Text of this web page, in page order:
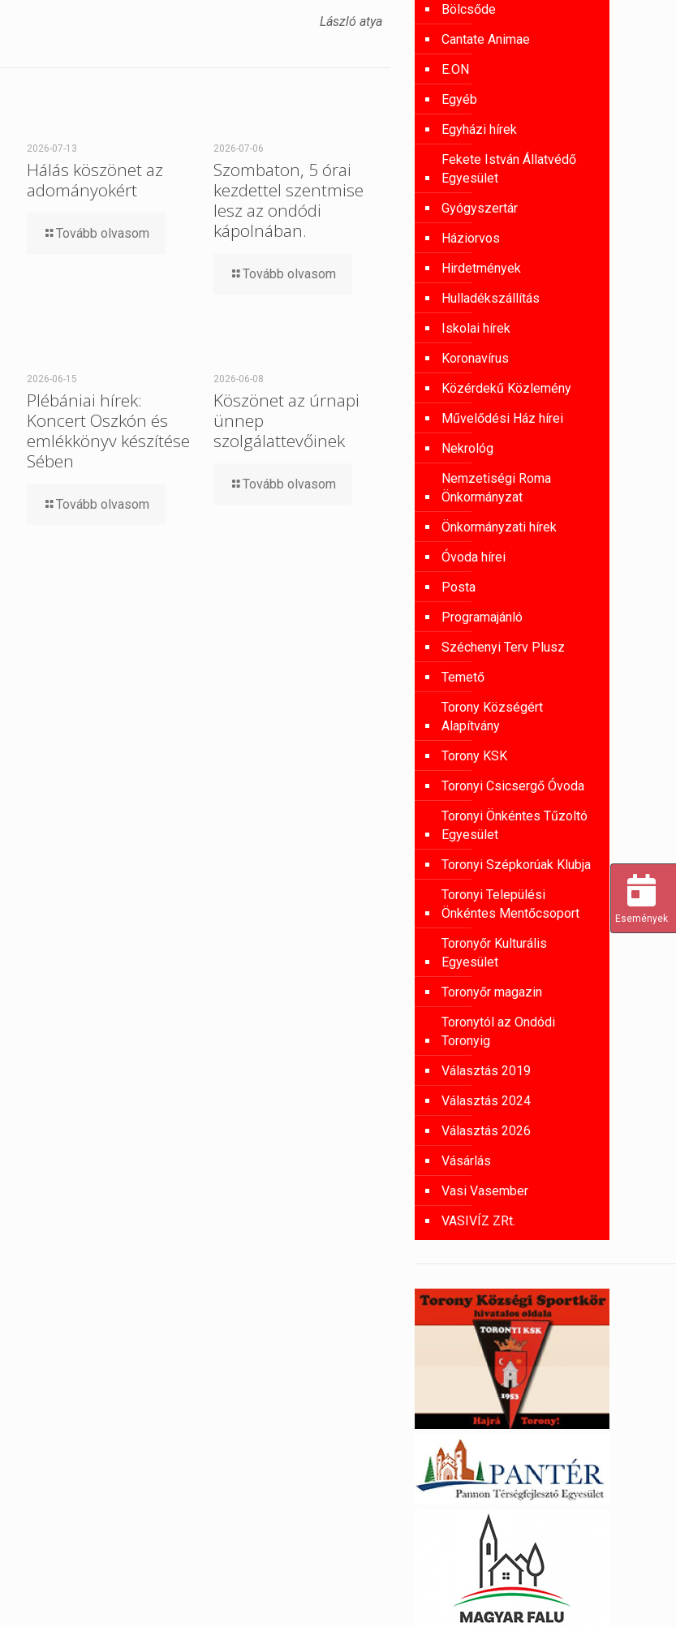
László atya
2026-07-13
Hálás köszönet az
adományokért
Tovább olvasom
2026-07-06
Szombaton, 5 órai
kezdettel szentmise
lesz az ondódi
kápolnában.
Tovább olvasom
2026-06-15
Plébániai hírek:
Koncert Oszkón és
emlékkönyv készítése
Sében
Tovább olvasom
2026-06-08
Köszönet az úrnapi
ünnep
szolgálattevőinek
Tovább olvasom
Bölcsőde
Cantate Animae
E.ON
Egyéb
Egyházi hírek
Fekete István Állatvédő
Egyesület
Gyógyszertár
Háziorvos
Hirdetmények
Hulladékszállítás
Iskolai hírek
Koronavírus
Közérdekű Közlemény
Művelődési Ház hírei
Nekrológ
Nemzetiségi Roma
Önkormányzat
Önkormányzati hírek
Óvoda hírei
Posta
Programajánló
Széchenyi Terv Plusz
Temető
Torony Községért
Alapítvány
Torony KSK
Toronyi Csicsergő Óvoda
Toronyi Önkéntes Tűzoltó
Egyesület
Toronyi Szépkorúak Klubja
Toronyi Települési
Önkéntes Mentőcsoport
Toronyőr Kulturális
Egyesület
Toronyőr magazin
Toronytól az Ondódi
Toronyig
Választás 2019
Választás 2024
Választás 2026
Vásárlás
Vasi Vasember
VASIVÍZ ZRt.
Események